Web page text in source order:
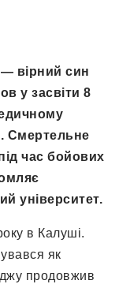
вірний син
у засвіти 8
Смертельне
час бойових
університет.
в Калуші.
як
продовжив